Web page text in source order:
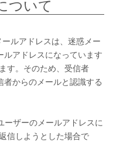
ついて
ルアドレスは、迷惑メー
アドレスになっています
す。そのため、受信者
からのメールと認識する
ーザーのメールアドレスに
信しようとした場合で